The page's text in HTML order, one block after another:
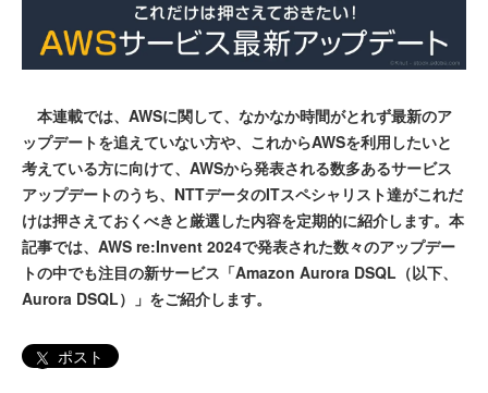
本連載では、AWSに関して、なかなか時間がとれず最新のア
ップデートを追えていない方や、これからAWSを利用したいと
考えている方に向けて、AWSから発表される数多あるサービス
アップデートのうち、NTTデータのITスペシャリスト達がこれだ
けは押さえておくべきと厳選した内容を定期的に紹介します。本
記事では、AWS re:Invent 2024で発表された数々のアップデー
トの中でも注目の新サービス「Amazon Aurora DSQL（以下、
Aurora DSQL）」をご紹介します。
ポスト